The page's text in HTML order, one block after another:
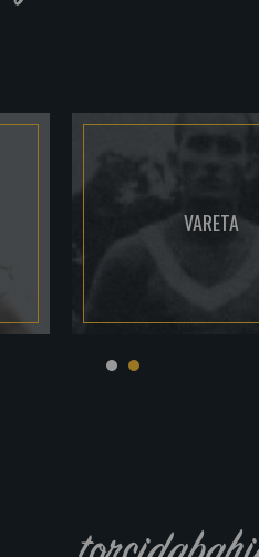
VARETA